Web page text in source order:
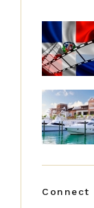
Connect